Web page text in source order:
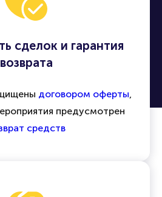
сделок и гарантия
возврата
договором оферты,
предусмотрен
средств